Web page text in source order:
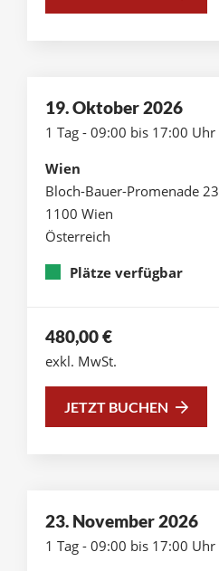
19. Oktober 2026
1 Tag - 09:00 bis 17:00 Uhr
Wien
Bloch-Bauer-Promenade 23
1100 Wien
Österreich
Plätze verfügbar
480,00€
exkl. MwSt.
JETZT BUCHEN
23. November 2026
1 Tag - 09:00 bis 17:00 Uhr